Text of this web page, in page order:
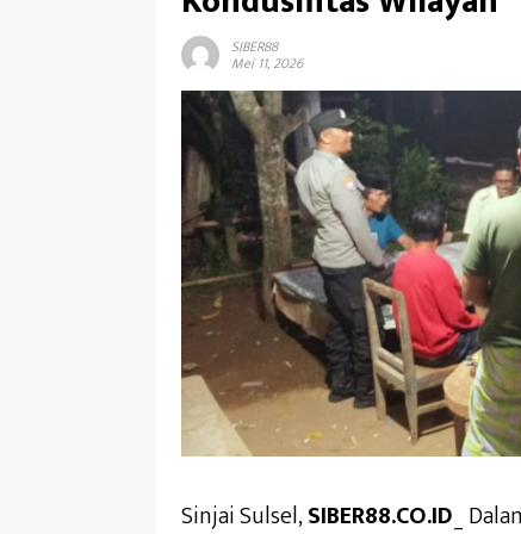
SIBER88
Mei 11, 2026
Sinjai Sulsel,SIBER88.CO.ID _